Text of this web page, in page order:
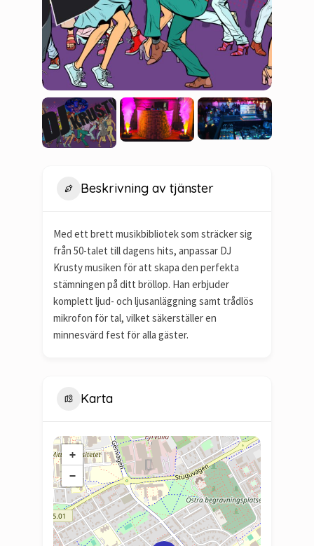
Beskrivning av tjänster
Med ett brett musikbibliotek som sträcker sig
från 50-talet till dagens hits, anpassar DJ
Krusty musiken för att skapa den perfekta
stämningen på ditt bröllop. Han erbjuder
komplett ljud- och ljusanläggning samt trådlös
mikrofon för tal, vilket säkerställer en
minnesvärd fest för alla gäster.
Karta
+
−